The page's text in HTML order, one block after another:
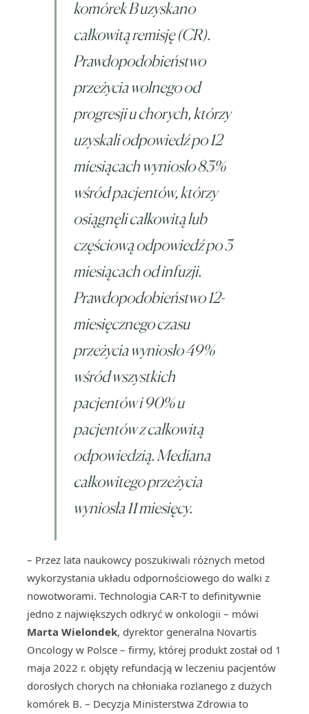
komórek B uzyskano
całkowitą remisję (CR).
Prawdopodobieństwo
przeżycia wolnego od
progresji u chorych, którzy
uzyskali odpowiedź po 12
miesiącach wyniosło 83%
wśród pacjentów, którzy
osiągnęli całkowitą lub
częściową odpowiedź po 3
miesiącach od infuzji.
Prawdopodobieństwo 12-
miesięcznego czasu
przeżycia wyniosło 49%
wśród wszystkich
pacjentów i 90% u
pacjentów z całkowitą
odpowiedzią. Mediana
całkowitego przeżycia
wyniosła 11 miesięcy.
– Przez lata naukowcy poszukiwali różnych metod
wykorzystania układu odpornościowego do walki z
nowotworami. Technologia CAR-T to definitywnie
jedno z największych odkryć w onkologii – mówi
Marta Wielondek, dyrektor generalna Novartis
Oncology w Polsce – firmy, której produkt został od 1
maja 2022 r. objęty refundacją w leczeniu pacjentów
dorosłych chorych na chłoniaka rozlanego z dużych
komórek B. – Decyzja Ministerstwa Zdrowia to